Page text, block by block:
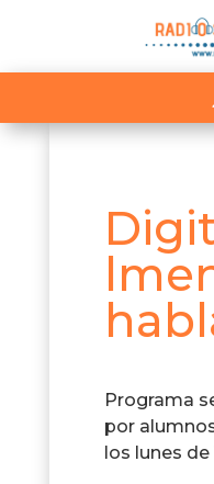
Programa
por alumnos
los lunes de